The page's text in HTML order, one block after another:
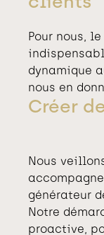
Pour nous,
dynamique
nous en
Créer
Nous
générateur
Notre
proactive,